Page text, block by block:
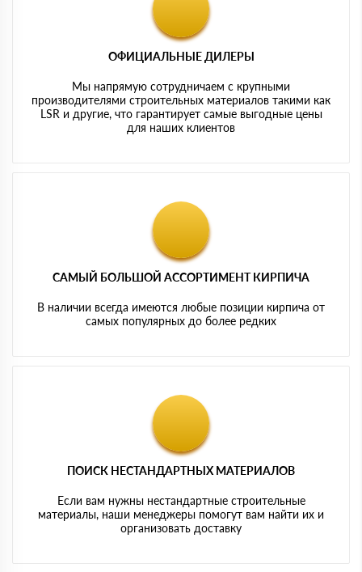
ОФИЦИАЛЬНЫЕ ДИЛЕРЫ
Мы напрямую сотрудничаем с крупными
производителями строительных материалов такими как
LSR и другие, что гарантирует самые выгодные цены
для наших клиентов
САМЫЙ БОЛЬШОЙ АССОРТИМЕНТ КИРПИЧА
В наличии всегда имеются любые позиции кирпича от
самых популярных до более редких
ПОИСК НЕСТАНДАРТНЫХ МАТЕРИАЛОВ
Если вам нужны нестандартные строительные
материалы, наши менеджеры помогут вам найти их и
организовать доставку